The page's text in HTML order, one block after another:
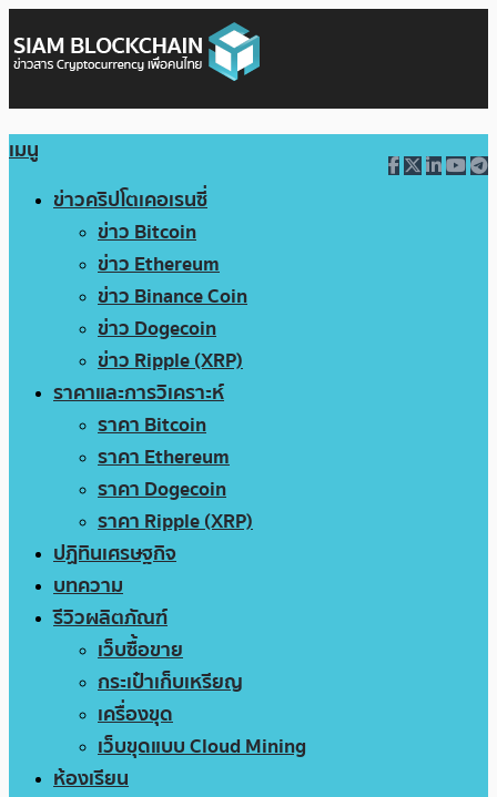
เมนู
ข่าวคริปโตเคอเรนซี่
ข่าว Bitcoin
ข่าว Ethereum
ข่าว Binance Coin
ข่าว Dogecoin
ข่าว Ripple (XRP)
ราคาและการวิเคราะห์
ราคา Bitcoin
ราคา Ethereum
ราคา Dogecoin
ราคา Ripple (XRP)
ปฏิทินเศรษฐกิจ
บทความ
รีวิวผลิตภัณฑ์
เว็บซื้อขาย
กระเป๋าเก็บเหรียญ
เครื่องขุด
เว็บขุดแบบ Cloud Mining
ห้องเรียน